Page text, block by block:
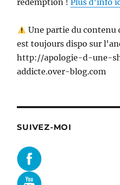
rédemption !Plus d'info
Une partie du contenu
est toujours dispo sur
http://apologie-d-une-
addicte.over-blog.com
SUIVEZ-MOI